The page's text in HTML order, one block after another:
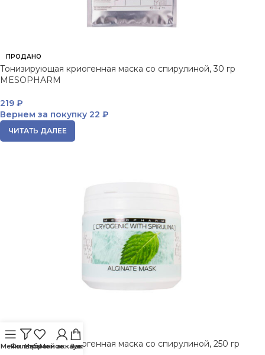
ПРОДАНО
Тонизирующая криогенная маска со спирулиной, 30 гр
MESOPHARM
219 ₽
Вернем за покупку 22 ₽
ЧИТАТЬ ДАЛЕЕ
ПРОДАНО
Тонизирующая криогенная маска со спирулиной, 250 гр
МенюФильтры
Избранное
Мой аккаунт
Заказ